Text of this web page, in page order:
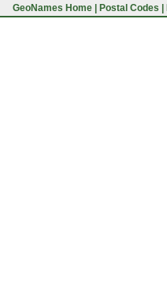
GeoNames Home Postal Codes